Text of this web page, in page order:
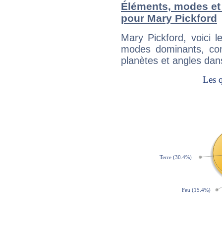
Éléments, modes
pour Mary Pickford
Mary Pickford, voici
modes dominants,
planètes et angles